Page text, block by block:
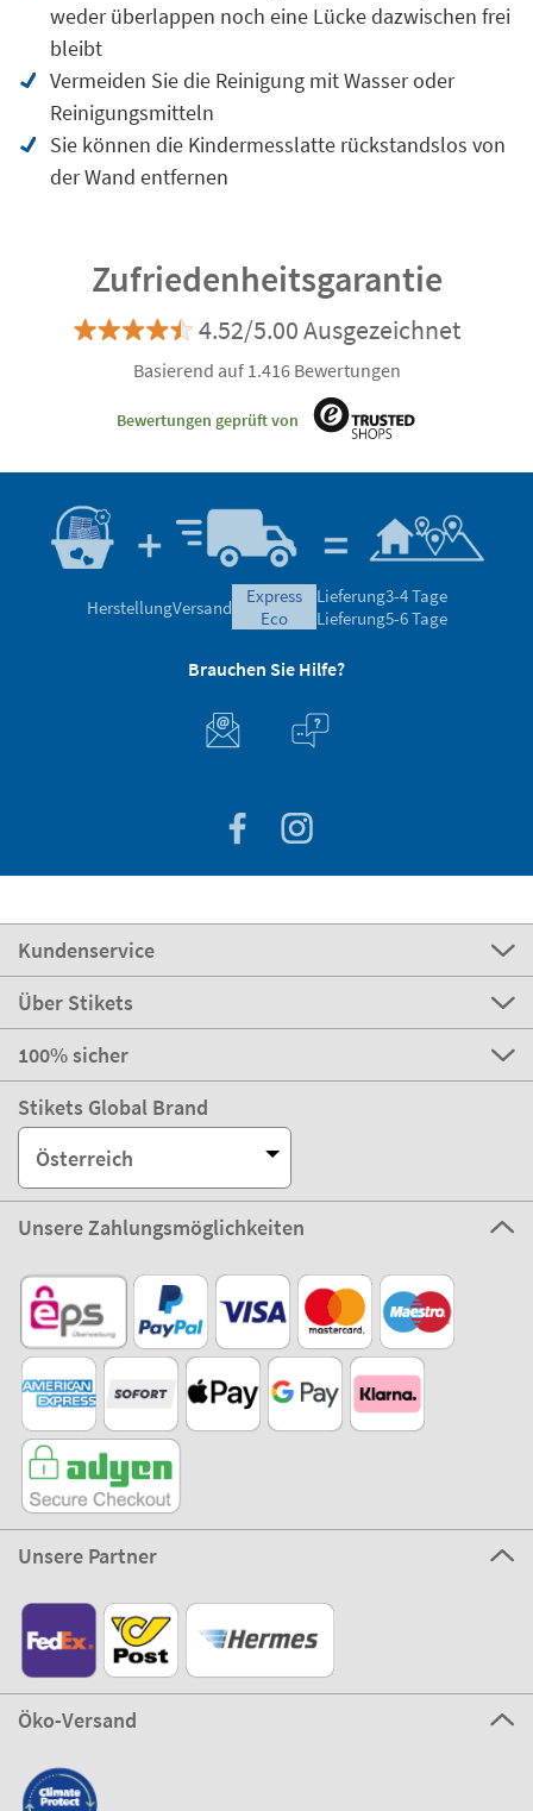
weder überlappen noch eine Lücke dazwischen frei
bleibt
Vermeiden Sie die Reinigung mit Wasser oder
Reinigungsmitteln
Sie können die Kindermesslatte rückstandslos von
der Wand entfernen
Zufriedenheitsgarantie
4.52/5.00 Ausgezeichnet
Basierend auf 1.416 Bewertungen
Bewertungen geprüft von
HerstellungVersand
express
eco
Lieferung3-4 Tage
Lieferung5-6 Tage
Brauchen Sie Hilfe?
Kundenservice
Über Stikets
100% sicher
Stikets Global Brand
Österreich
Unsere Zahlungsmöglichkeiten
Unsere Partner
Öko-Versand